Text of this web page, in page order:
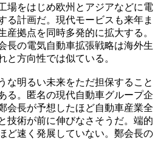
場をはじめ欧州とアジアなどに電
る計画だ。現代モービスも来年ま
産拠点を同時多発的に拡大する。
長の電気自動車拡張戦略は海外生
と方向性では似ている。
な明るい未来をただ担保すること
る。匿名の現代自動車グループ企
会長が予想したほど自動車産業全
技術が前に伸びなさそうだ。端的
ど速く発展していない。鄭会長の